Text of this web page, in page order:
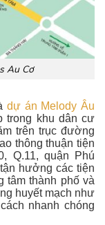
Au Cơ
dự án Melody Âu
trong khu dân cư
trên trục đường
thông thuận tiện
Q.11, quận Phú
hưởng các tiện
tâm thành phố và
huyết mạch như
nhanh chóng